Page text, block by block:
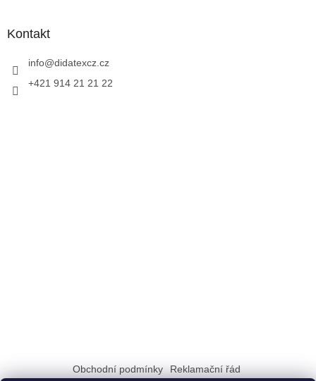
Kontakt
info@didatexcz.cz
+421 914 21 21 22
Obchodní podmínky
Reklamační řád